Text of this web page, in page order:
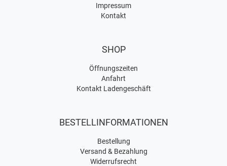
Impressum
Kontakt
SHOP
Öffnungszeiten
Anfahrt
Kontakt Ladengeschäft
BESTELLINFORMATIONEN
Bestellung
Versand & Bezahlung
Widerrufsrecht